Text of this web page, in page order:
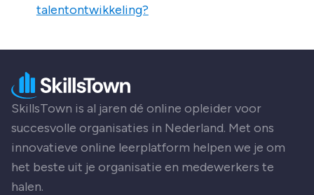
talentontwikkeling?
SkillsTown is al jaren dé online opleider voor
succesvolle organisaties in Nederland. Met ons
innovatieve online leerplatform helpen we je om
het beste uit je organisatie en medewerkers te
halen.